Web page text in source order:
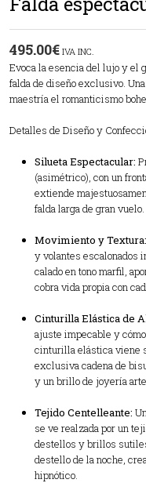
495.00€ IVA INC.
Evoca la esencia del lujo y el
falda de diseño exclusivo.
maestría el romanticismo
Detalles de Diseño y
Silueta Espectacular:
(asimétrico), con un
extiende
falda larga de gran vuelo.
Movimiento y Textura:
y volantes escalonados
calado en tono marfil,
cobra vida propia con
Cinturilla Elástica de
ajuste impecable y
cinturilla elástica viene
exclusiva cadena de
y un brillo de joyería
Tejido Centelleante:
se ve realzada por un
destellos y brillos
destello de la noche,
hipnótico.